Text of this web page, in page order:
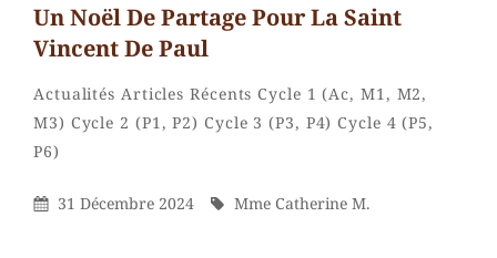
Un Noël De Partage Pour La Saint
Vincent De Paul
Categories
Actualités Articles Récents Cycle 1 (Ac, M1, M2,
M3) Cycle 2 (P1, P2) Cycle 3 (P3, P4) Cycle 4 (P5,
P6)By
Mme
Posted
31 Décembre 2024 By
Mme Catherine M.